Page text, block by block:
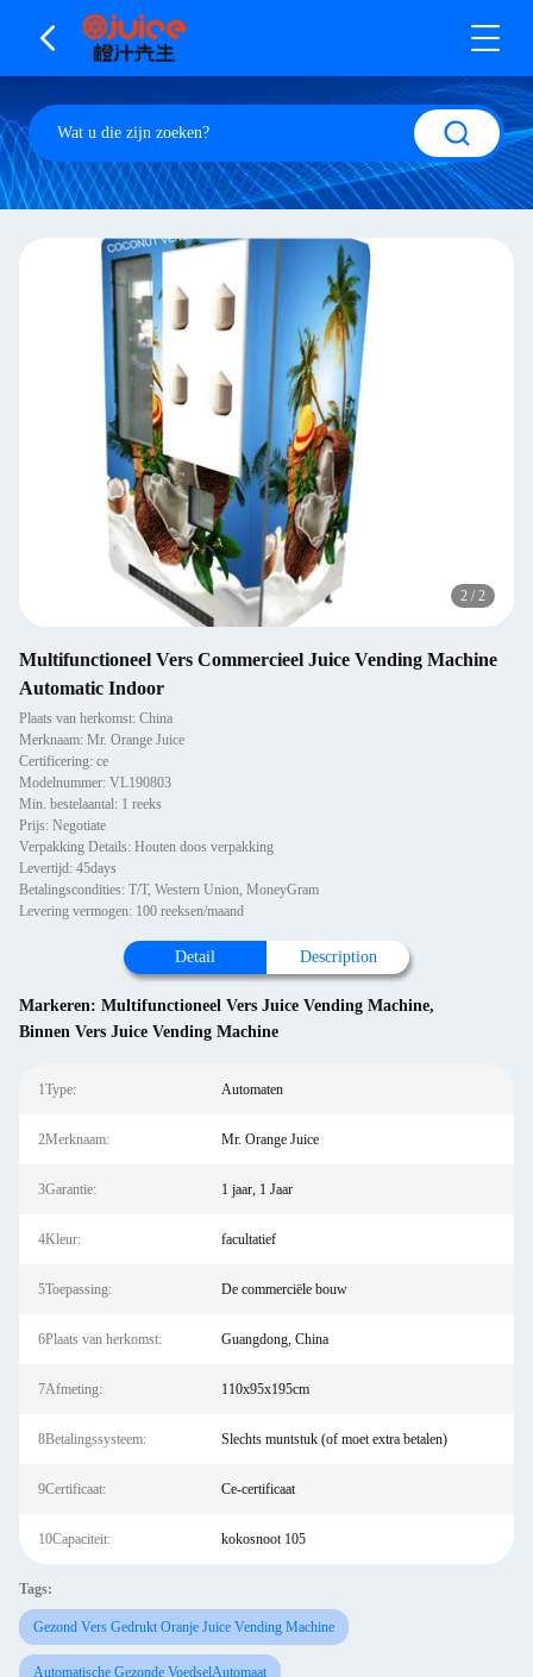
2 / 2
Multifunctioneel Vers Commercieel Juice Vending Machine
Automatic Indoor
Plaats van herkomst: China
Merknaam: Mr. Orange Juice
Certificering: ce
Modelnummer: VL190803
Min. bestelaantal: 1 reeks
Prijs: Negotiate
Verpakking Details: Houten doos verpakking
Levertijd: 45days
Betalingscondities: T/T, Western Union, MoneyGram
Levering vermogen: 100 reeksen/maand
Detail Description
Markeren: Multifunctioneel Vers Juice Vending Machine,
Binnen Vers Juice Vending Machine
1Type: Automaten
2Merknaam: Mr. Orange Juice
3Garantie: 1 jaar, 1 Jaar
4Kleur: facultatief
5Toepassing: De commerciële bouw
6Plaats van herkomst: Guangdong, China
7Afmeting: 110x95x195cm
8Betalingssysteem: Slechts muntstuk (of moet extra betalen)
9Certificaat: Ce-certificaat
10Capaciteit: kokosnoot 105
Tags:
Gezond Vers Gedrukt Oranje Juice Vending Machine
Automatische Gezonde VoedselAutomaat